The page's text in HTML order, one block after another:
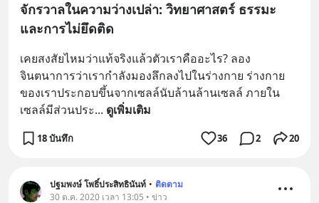
จักรวาลในความว่างเปล่า: วิทยาศาสตร์ ธรรมะ
และการไม่ยึดติด
เคยสงสัยไหมว่าแท้จริงแล้วตัวเราคืออะไร? ลอง
จินตนาการว่าเรากำลังมองลึกลงไปในร่างกาย ร่างกาย
ของเราประกอบขึ้นจากเซลล์นับล้านล้านเซลล์ ภายใน
เซลล์มีส่วนประ... ดูเพิ่มเติม
18 บันทึก 36 2 20
ปฐมพงษ์ โพธิ์ประสิทธินันท์ • ติดตาม
30 ต.ค. 2020 เวลา 13:05 • ข่าว